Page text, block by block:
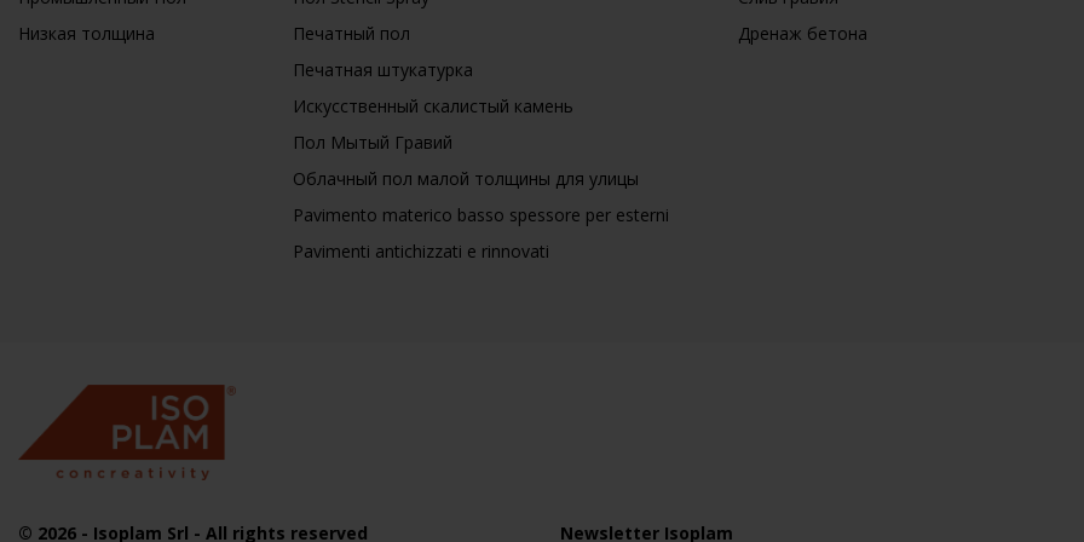
Низкая толщина
Печатный пол
Печатная штукатурка
Искусственный скалистый камень
Пол Мытый Гравий
Облачный пол малой толщины для улицы
Pavimento materico basso spessore per esterni
Pavimenti antichizzati e rinnovati
Дренаж бетона
© 2026 - Isoplam Srl - All rights reserved Newsletter Isoplam